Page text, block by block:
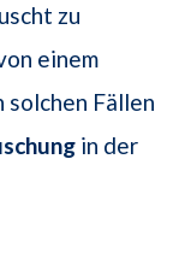
zu
einem
solchen Fällen
in der